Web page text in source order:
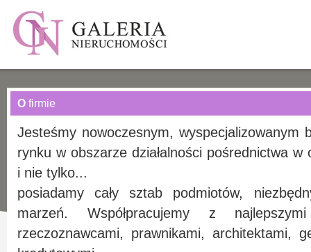
O firmie
Jesteśmy nowoczesnym, wyspecjalizowanym
rynku w obszarze działalności pośrednictwa w
i nie tylko...
posiadamy cały sztab podmiotów,
marzeń. Współpracujemy z
rzeczoznawcami, prawnikami, architektami,